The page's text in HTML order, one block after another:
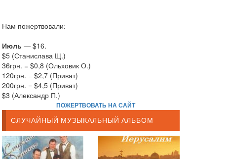
Нам пожертвовали:
Июль — $16.
$5 (Станислава Щ.)
36грн. = $0,8 (Ольховик О.)
120грн. = $2,7 (Приват)
200грн. = $4,5 (Приват)
$3 (Александр П.)
ПОЖЕРТВОВАТЬ НА САЙТ
СЛУЧАЙНЫЙ МУЗЫКАЛЬНЫЙ АЛЬБОМ